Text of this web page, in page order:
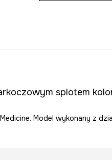
splotem
Model wykonany z